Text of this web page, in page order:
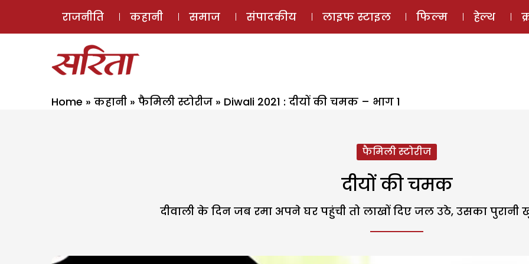
ई-मैगज़ीन
राजनीति कहानी समाज संपादकीय लाइफ स्टाइल फिल्म हेल्थ
Home » कहानी » फैमिली स्टोरीज » Diwali 2021 : दीयों की चमक – भाग 1
फैमिली स्टोरीज
दीयों की चमक
दीवाली के दिन जब रमा अपने घर पहुंची तो लाखों दिए जल उठे, उसका पुरानी